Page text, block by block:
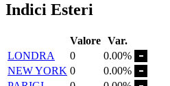
Indici Esteri
Valore Var.
LONDRA
0
0.00%
NEW YORK 0
0.00%